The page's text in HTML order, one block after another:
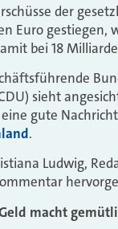
der
Euro gestiegen,
bei 18
sieht
eine gute
.
Ludwig,
macht